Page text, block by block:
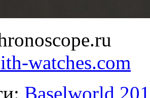
watches.com
Baselworld